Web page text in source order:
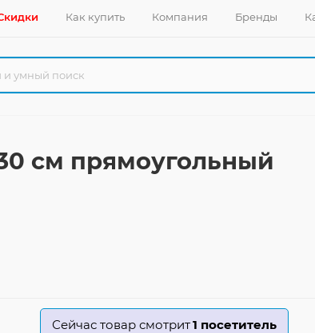
Как купить Компания Бренды
см прямоугольный
Сейчас товар смотрит1 посетитель